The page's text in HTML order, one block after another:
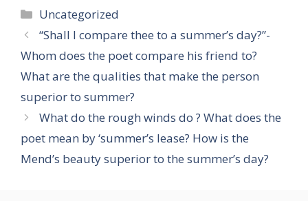
Categories
Uncategorized
“Shall I compare thee to a summer’s day?”-
Whom does the poet compare his friend to?
What are the qualities that make the person
superior to summer?
What do the rough winds do ? What does the
poet mean by ‘summer’s lease? How is the
Mend’s beauty superior to the summer’s day?